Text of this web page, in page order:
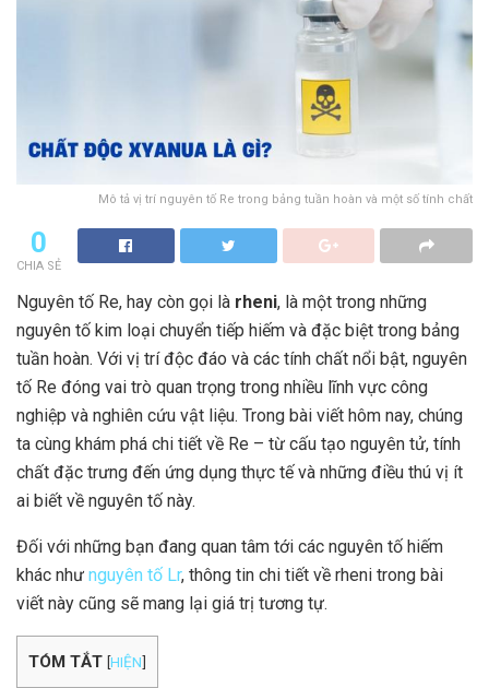
Mô tả vị trí nguyên tố Re trong bảng tuần hoàn và một số tính chất
0
CHIA SẺ
Nguyên tố Re, hay còn gọi là rheni, là một trong những
nguyên tố kim loại chuyển tiếp hiếm và đặc biệt trong bảng
tuần hoàn. Với vị trí độc đáo và các tính chất nổi bật, nguyên
tố Re đóng vai trò quan trọng trong nhiều lĩnh vực công
nghiệp và nghiên cứu vật liệu. Trong bài viết hôm nay, chúng
ta cùng khám phá chi tiết về Re – từ cấu tạo nguyên tử, tính
chất đặc trưng đến ứng dụng thực tế và những điều thú vị ít
ai biết về nguyên tố này.
Đối với những bạn đang quan tâm tới các nguyên tố hiếm
khác như nguyên tố Lr, thông tin chi tiết về rheni trong bài
viết này cũng sẽ mang lại giá trị tương tự.
TÓM TẮT [HIỆN]